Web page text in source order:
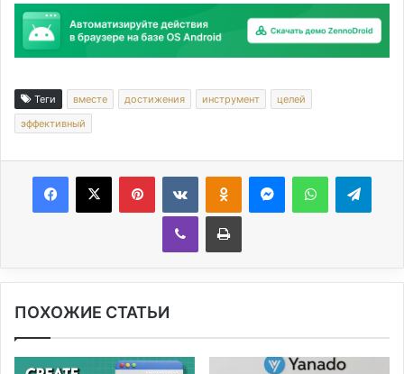
Теги вместе достижения инструмент
целей
эффективный
ПОХОЖИЕ СТАТЬИ